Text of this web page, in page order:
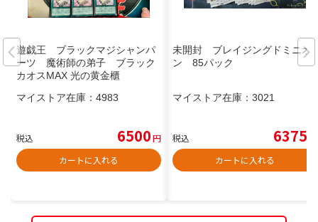
遊戯王 ブラックマジシャンパ
ーツ 魔術師の弟子 ブラック
カオスMAX 光の黄金櫃
マイストア在庫： 4983
税込 6500円
カートに入れる
未開封 ブレイジングドミニオ
ン 85パック
マイストア在庫： 3021
税込 6375
カートに入れる